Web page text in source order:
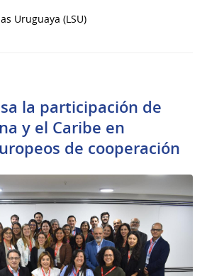
Uruguaya (LSU)
la participación de
y el Caribe en
de cooperación